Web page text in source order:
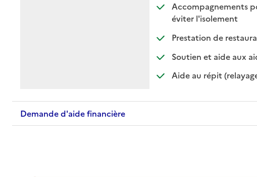
Accompagnements
éviter l'isolement
:
: non
Prestation de
Soutien et aide aux
Aide au répit
:
:
Demande d'aide financière